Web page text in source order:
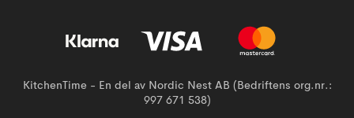
KitchenTime - En del av Nordic Nest AB (Bedriftens org.nr.:
997 671 538)